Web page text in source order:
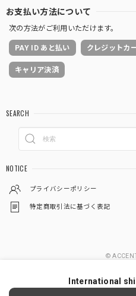
お支払い方法について
次の方法がご利用いただけます。
PAY ID あと払い クレジットカ
キャリア決済
SEARCH
NOTICE
プライバシーポリシー
特定商取引法に基づく表記
©
International